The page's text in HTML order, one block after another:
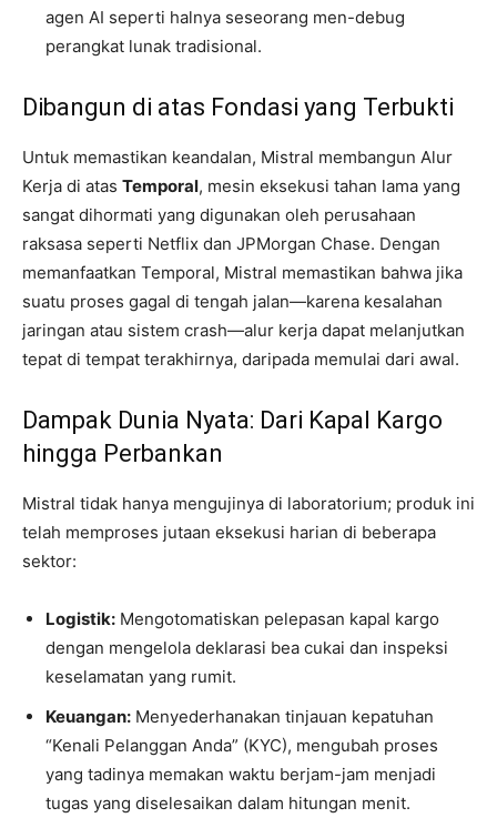
agen AI seperti halnya seseorang men-debug
perangkat lunak tradisional.
Dibangun di atas Fondasi yang Terbukti
Untuk memastikan keandalan, Mistral membangun Alur
Kerja di atas Temporal, mesin eksekusi tahan lama yang
sangat dihormati yang digunakan oleh perusahaan
raksasa seperti Netflix dan JPMorgan Chase. Dengan
memanfaatkan Temporal, Mistral memastikan bahwa jika
suatu proses gagal di tengah jalan—karena kesalahan
jaringan atau sistem crash—alur kerja dapat melanjutkan
tepat di tempat terakhirnya, daripada memulai dari awal.
Dampak Dunia Nyata: Dari Kapal Kargo
hingga Perbankan
Mistral tidak hanya mengujinya di laboratorium; produk ini
telah memproses jutaan eksekusi harian di beberapa
sektor:
Logistik: Mengotomatiskan pelepasan kapal kargo
dengan mengelola deklarasi bea cukai dan inspeksi
keselamatan yang rumit.
Keuangan: Menyederhanakan tinjauan kepatuhan
“Kenali Pelanggan Anda” (KYC), mengubah proses
yang tadinya memakan waktu berjam-jam menjadi
tugas yang diselesaikan dalam hitungan menit.